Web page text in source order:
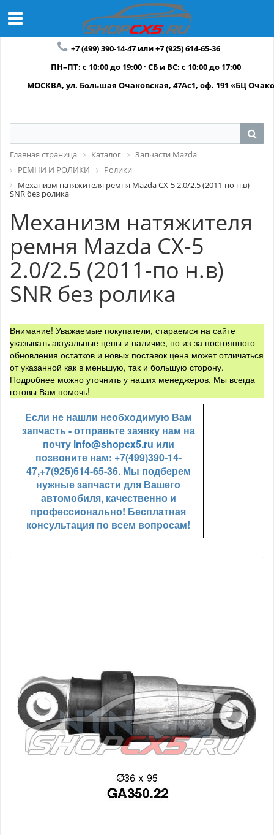
+7 (499) 390-14-47 или +7 (925) 614-65-36
ПН–ПТ: с 10:00 до 19:00 · СБ и ВС: с 10:00 до 17:00
МОСКВА, ул. Большая Очаковская, 47Ас1, оф. 191 «БЦ
Главная страница Каталог
Запчасти Mazda
РЕМНИ И РОЛИКИ
Ролики
Механизм натяжителя ремня Mazda CX-5 2.0/2.5 (2011-по н.в)
SNR без ролика
Механизм натяжителя
ремня Mazda CX-5
2.0/2.5 (2011-по н.в)
SNR без ролика
Внимание! Уважаемые покупатели, стараемся на сайте
указывать актуальные цены и наличие, но из-за постоянного
обновления остатков и новых поставок цена может отличаться
от указанной как в меньшую, так и большую сторону.
Подробнее можно уточнить у наших менеджеров. Мы всегда
готовы Вам помочь!
Если не нашли необходимую Вам
запчасть - отправьте заявку нам на
почту info@shopcx5.ru или
позвоните нам: +7(499)390-14-
47,+7(925)614-65-36. Мы подберем
нужные запчасти для Вашего
автомобиля, качественно и
профессионально! Бесплатная
консультация по всем вопросам!